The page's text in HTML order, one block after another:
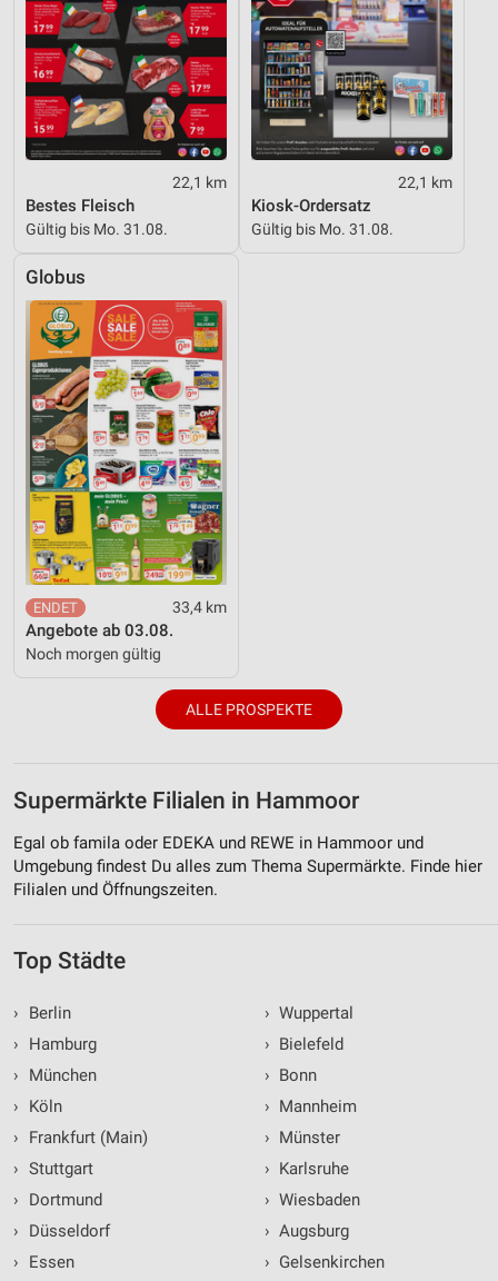
22,1 km
Bestes Fleisch
Gültig bis Mo. 31.08.
22,1 km
Kiosk-Ordersatz
Gültig bis Mo. 31.08.
Globus
33,4 km
Angebote ab 03.08.
Noch morgen gültig
ALLE PROSPEKTE
Supermärkte Filialen in Hammoor
Egal ob famila oder EDEKA und REWE in Hammoor und
Umgebung findest Du alles zum Thema Supermärkte. Finde hier
Filialen und Öffnungszeiten.
Top Städte
›
Berlin
›
Hamburg
›
München
›
Köln
›
Frankfurt (Main)
› Stuttgart
›
Dortmund
›
Düsseldorf
›
Essen
› Wuppertal
› Bielefeld
› Bonn
› Mannheim
› Münster
› Karlsruhe
› Wiesbaden
› Augsburg
› Gelsenkirchen